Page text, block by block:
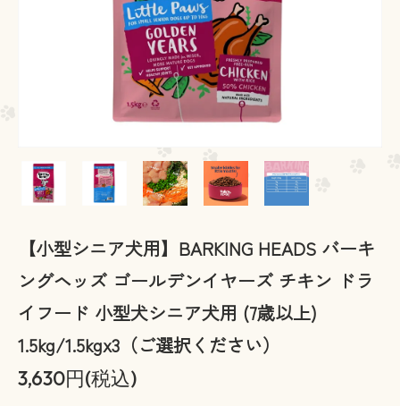
【小型シニア犬用】BARKING HEADS バーキ
ングヘッズ ゴールデンイヤーズ チキン ドラ
イフード 小型犬シニア犬用 (7歳以上)
1.5kg/1.5kgx3（ご選択ください）
3,630円(税込)